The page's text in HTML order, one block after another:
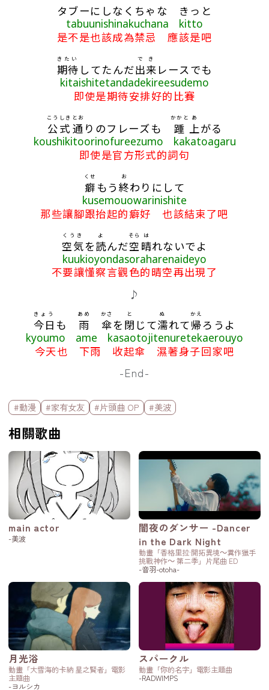
タブーにしなくちゃな きっと
tabuunishinakuchana kitto
是不是也該成為禁忌 應該是吧
期待
きたい
してたんだ出
で
来
き
レースでも
kitaishitetandadekireesudemo
即使是期待安排好的比賽
公式
こうしき
通
とお
りのフレーズも 踵
かかと
上
あ
がる
koushikitoorinofureezumo kakatoagaru
即使是官方形式的詞句
癖
くせ
もう 終
お
わりにして
kusemouowarinishite
那些讓腳跟抬起的癖好 也該結束了吧
空気
くうき
を読
よ
んだ空
そら
晴
は
れないでよ
kuukioyondasoraharenaideyo
不要讓懂察言觀色的晴空再出現了
♪
今日
きょう
も 雨
あめ
傘
かさ
を 閉
と
じて濡
ぬ
れて帰
かえ
ろうよ
kyoumo ame kasaotojitenuretekaerouyo
今天也 下雨 收起傘 濕著身子回家吧
-End-
標籤欄
#動漫 #家有女友 #片頭曲 OP #美波
相關歌曲
main actor
-美波
闇夜のダンサー -Dancer
in the Dark Night
動畫「香格里拉·開拓異境～糞作獵手
挑戰神作～ 第二季」片尾曲 ED
-音羽-otoha-
月光浴
動畫「大雪海的卡納 星之賢者」電影
主題曲
-ヨルシカ
スパークル
動畫「你的名字」電影主題曲
-RADWIMPS